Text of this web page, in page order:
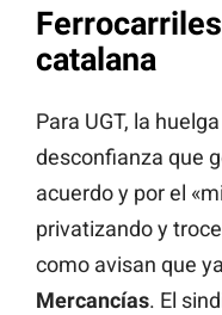
catalana
Para UGT, la
desconfianza que
acuerdo y por el
privatizando y
como avisan que
Mercancías. El